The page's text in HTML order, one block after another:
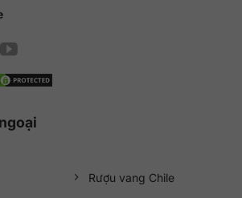
Rượu vang Chile